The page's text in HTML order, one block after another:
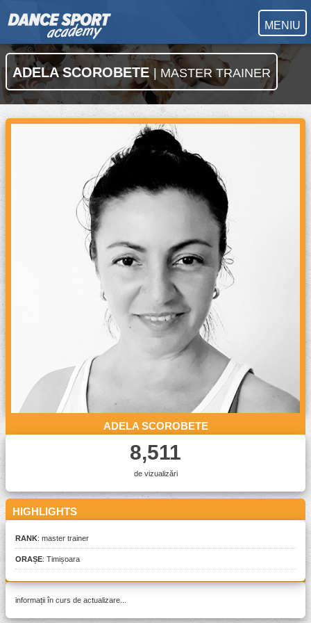
MENIU
ADELA SCOROBETE| MASTER TRAINER
ADELA SCOROBETE
8,511
de vizualizări
HIGHLIGHTS
RANK: master trainer
ORAȘE: Timișoara
PREZENTARE
informații în curs de actualizare...